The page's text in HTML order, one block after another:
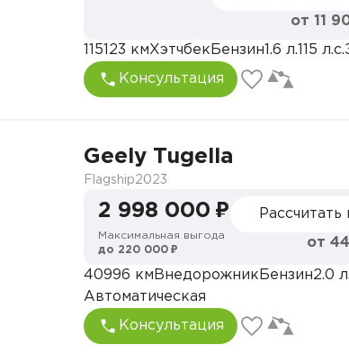
от 11
115123 кмХэтчбек Бензин 1.6 л. 115 л.с.
Консультация
Geely Tugella
Flagship2023
2 998 000 ₽
Максимальная выгода
до 220 000 ₽
Рассчитать
от
40996 км Внедорожник Бензин2.0 л.
Автоматическая
Консультация